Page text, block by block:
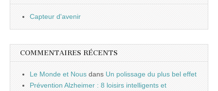
Capteur d'avenir
COMMENTAIRES RÉCENTS
Le Monde et Nous dans Un polissage du plus bel effet
Prévention Alzheimer : 8 loisirs intelligents et